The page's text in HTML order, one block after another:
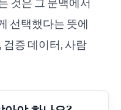
선택했다는 뜻에
검증 데이터, 사람